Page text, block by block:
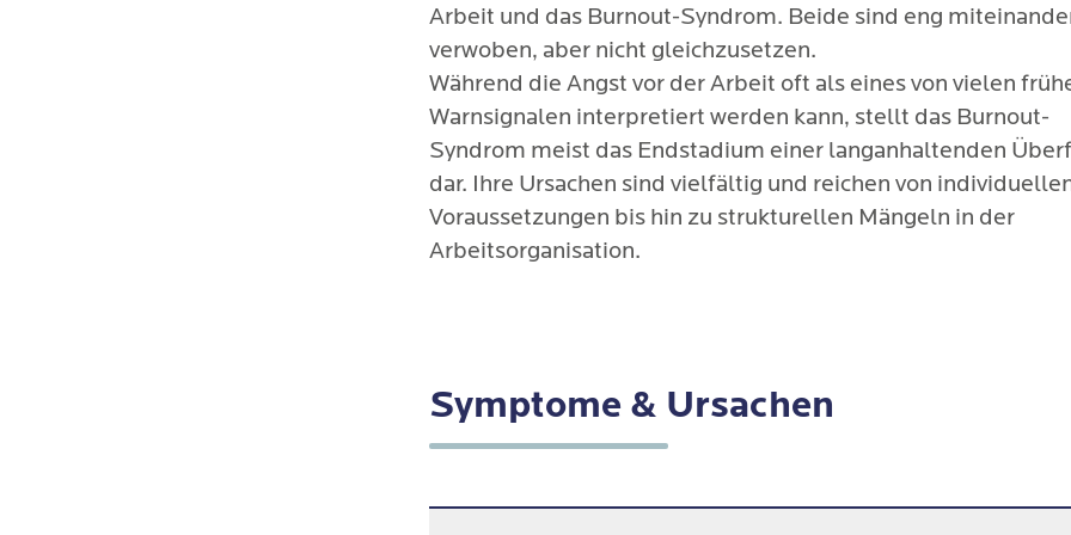
Arbeit und das Burnout-Syndrom. Beide sind eng
verwoben, aber nicht gleichzusetzen.
Während die Angst vor der Arbeit oft als eines von vielen
Warnsignalen interpretiert werden kann, stellt das Burnout-
Syndrom meist das Endstadium einer langanhaltenden
dar. Ihre Ursachen sind vielfältig und reichen von
Voraussetzungen bis hin zu strukturellen Mängeln in der
Arbeitsorganisation.
Symptome & Ursachen